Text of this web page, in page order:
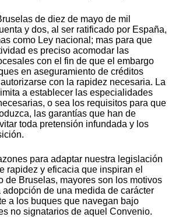
de diez de mayo de mil
y dos, al ser ratificado por España,
como Ley nacional; mas para que
es preciso acomodar las
con el fin de que el embargo
en aseguramiento de créditos
con la rapidez necesaria. La
a establecer las especialidades
o sea los requisitos para que
las garantías que han de
toda pretensión infundada y los
para adaptar nuestra legislación
rapidez y eficacia que inspiran el
de Bruselas, mayores son los motivos
de una medida de carácter
a los buques que navegan bajo
no signatarios de aquel Convenio.